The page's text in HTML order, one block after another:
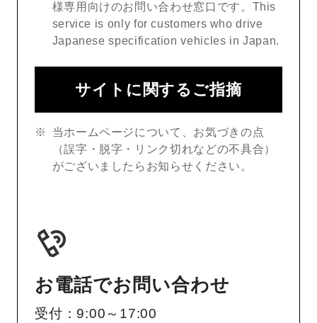
様専用向けのお問い合わせ窓口です。This
service is only for customers who drive
Japanese specification vehicles in Japan.
サイトに関するご指摘
当ホームページについて、お気づきの点
（誤字・脱字・リンク切れなどの不具合）
がございましたらお知らせください。
お電話でお問い合わせ
受付：9:00～17:00